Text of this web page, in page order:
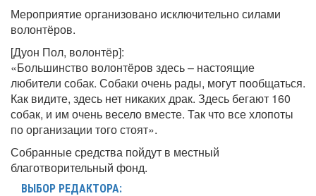
Мероприятие организовано исключительно силами
волонтёров.
[Дуон Пол, волонтёр]:
«Большинство волонтёров здесь – настоящие
любители собак. Собаки очень рады, могут пообщаться.
Как видите, здесь нет никаких драк. Здесь бегают 160
собак, и им очень весело вместе. Так что все хлопоты
по организации того стоят».
Собранные средства пойдут в местный
благотворительный фонд.
ВЫБОР РЕДАКТОРА: